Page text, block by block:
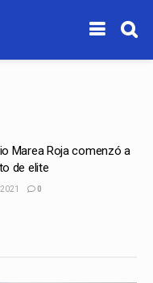
Marea Roja comenzó a
de elite
0